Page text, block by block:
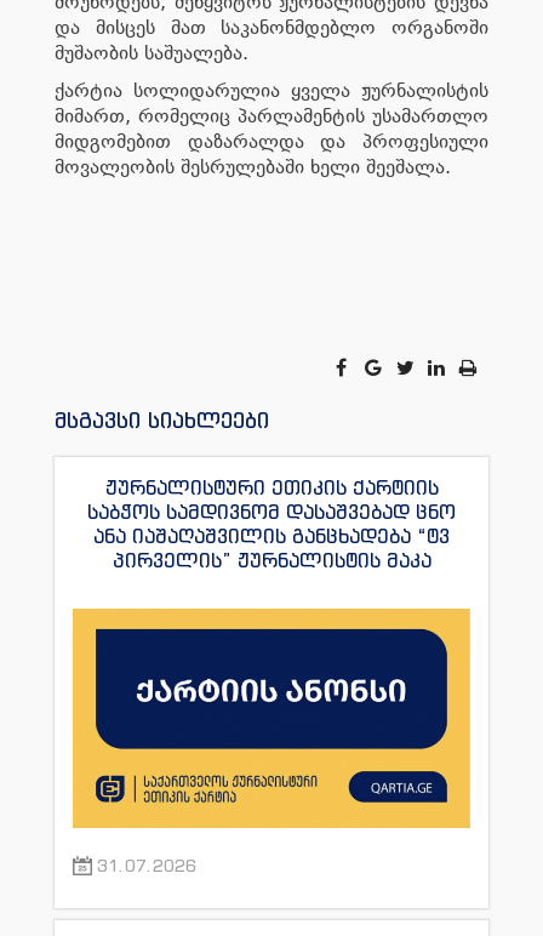
და მისცეს მათ საკანონმდებლო ორგანოში
მუშაობის საშუალება.
ქარტია სოლიდარულია ყველა ჟურნალისტის
მიმართ, რომელიც პარლამენტის უსამართლო
მიდგომებით დაზარალდა და პროფესიული
მოვალეობის შესრულებაში ხელი შეეშალა.
მსგავსი სიახლეები
ჟურნალისტური ეთიკის ქარტიის
საბჭოს სამდივნომ დასაშვებად ცნო
ანა იაშაღაშვილის განცხადება “ტვ
პირველის” ჟურნალისტის მაკა
31.07.2026